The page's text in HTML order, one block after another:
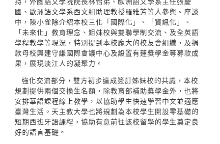
國、歐洲語文學系西文組助理教授羅雅芳等人參與。座談
中，陳小雀除介紹本校三化「國際化」、「資訊化」、
「未來化」教育理念、姐妹校與雙聯學制交流、及全英語
學程教學等現況，特別提到本校龐大的校友會組織，及捐
款母校興建守謙國際會議中心及設置有蓮獎學金等募款成
果，展現淡江人的凝聚力。
強化交流部分，雙方初步達成簽訂姊妹校的共識，本校
規劃提供兩個交換生名額，除教育部補助獎學金外，也將
安排華語課程線上教學，以協助學生快速學習中文並適應
臺灣生活。天主教大學也將規劃為本校學生開設零基礎的
短期西班牙語課程，協助有意前往該校留學的學生奠定良
好的語言基礎。